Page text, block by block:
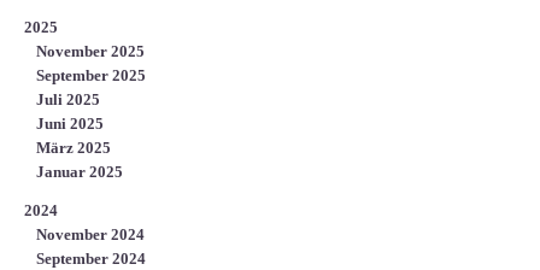
2025
November 2025
September 2025
Juli 2025
Juni 2025
März 2025
Januar 2025
2024
November 2024
September 2024